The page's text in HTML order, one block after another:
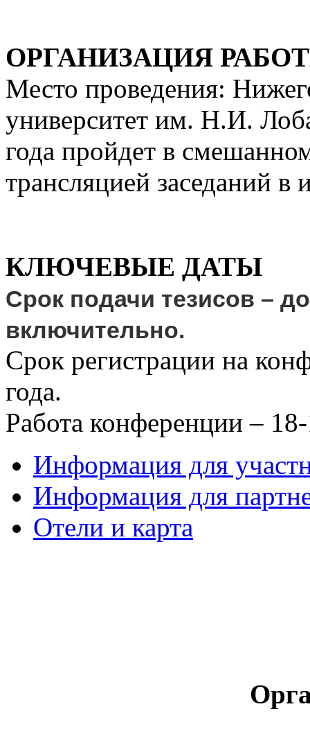
ОРГАНИЗАЦИЯ
Место проведения:
университет им. Н.И.
года пройдет в
трансляцией заседаний в
КЛЮЧЕВЫЕ ДАТЫ
Срок подачи тезисов –
включительно.
Срок регистрации на
года.
Работа конференции –
Информация для
Информация для
Отели и карта